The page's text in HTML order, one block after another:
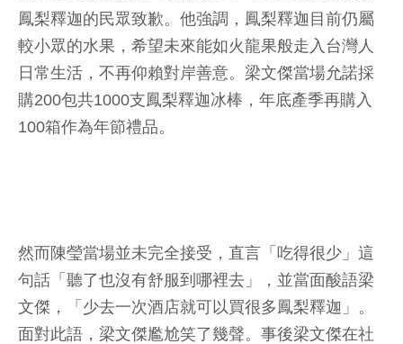
鳳梨釋迦的民眾致歉。他強調，鳳梨釋迦目前仍屬
較小眾的水果，希望未來能如火龍果般走入台灣人
日常生活，不再仰賴對岸善意。梁文傑當場允諾採
購200包共1000支鳳梨釋迦冰棒，年底產季再購入
100箱作為年節禮品。
然而陳瑩當場並未完全接受，直言「吃得很少」這
句話「聽了也沒有舒服到哪裡去」，並當面酸語梁
文傑，「少去一次酒店就可以買很多鳳梨釋迦」。
面對此語，梁文傑尷尬笑了幾聲。事後梁文傑在社